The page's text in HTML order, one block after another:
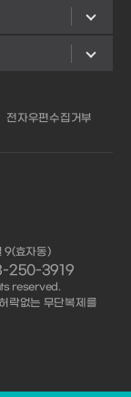
전자우편수집거부
9(효자동)
250-3919
reserved.
락없는 무단복제를